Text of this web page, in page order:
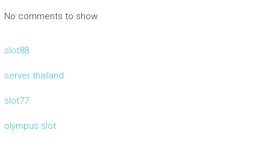
No comments to show.
slot88
server thailand
slot77
olympus slot